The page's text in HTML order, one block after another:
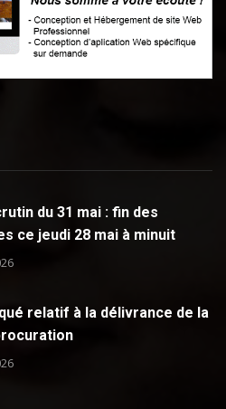
du 31 mai : fin des
ce jeudi 28 mai à minuit
relatif à la délivrance de la